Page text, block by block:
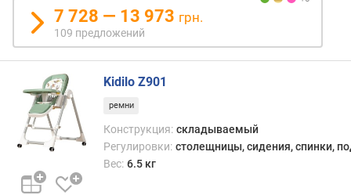
его
с
о
т
д
е
е
в
7 728 — 13 973 грн.
109 предложений
Kidilo Z901
ремни
Конструкция: складываемый
Регулировки: столещницы, сидения, спинки,
Вес: 6.5 кг